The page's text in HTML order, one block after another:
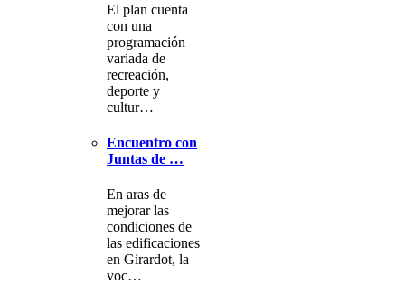
El plan cuenta
con una
programación
variada de
recreación,
deporte y
cultur…
Encuentro con
Juntas de …
En aras de
mejorar las
condiciones de
las edificaciones
en Girardot, la
voc…